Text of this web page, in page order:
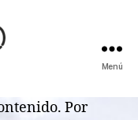
Menú
Por